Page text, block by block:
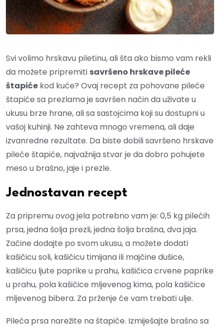
Svi volimo hrskavu piletinu, ali šta ako bismo vam rekli
da možete pripremiti savršeno hrskave pileće
štapiće kod kuće? Ovaj recept za pohovane pileće
štapiće sa prezlama je savršen način da uživate u
ukusu brze hrane, ali sa sastojcima koji su dostupni u
vašoj kuhinji. Ne zahteva mnogo vremena, ali daje
izvanredne rezultate. Da biste dobili savršeno hrskave
pileće štapiće, najvažnija stvar je da dobro pohujete
meso u brašno, jaje i prezle.
Jednostavan recept
Za pripremu ovog jela potrebno vam je: 0,5 kg pilećih
prsa, jedna šolja prezli, jedna šolja brašna, dva jaja.
Začine dodajte po svom ukusu, a možete dodati
kašičicu soli, kašičicu timijana ili majčine dušice,
kašičicu ljute paprike u prahu, kašičica crvene paprike
u prahu, pola kašičice mljevenog kima, pola kašičice
mljevenog bibera. Za prženje će vam trebati ulje.
Pileća prsa narežite na štapiće. Izmiješajte brašno sa